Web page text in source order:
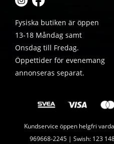
Fysiska butiken är öppen
13-18 Måndag samt
Onsdag till Fredag.
Öppettider för evenemang
annonseras separat.
Kundservice öppen helgfri
969668-2245 | Swish: 123